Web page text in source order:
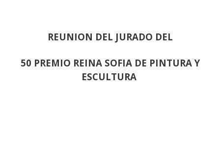
REUNION DEL JURADO DEL
50 PREMIO REINA SOFIA DE PINTURA Y
ESCULTURA